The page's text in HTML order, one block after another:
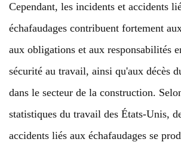
Cependant, les incidents et accidents
échafaudages contribuent fortement
aux obligations et aux responsabilités
sécurité au travail, ainsi qu'aux décès
dans le secteur de la construction.
statistiques du travail des États-Unis,
accidents liés aux échafaudages se